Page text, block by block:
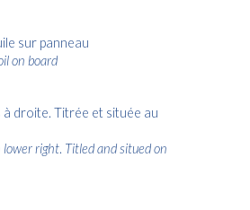
sur panneau
on board
à droite. Titrée et située au
lower right. Titled and situed on